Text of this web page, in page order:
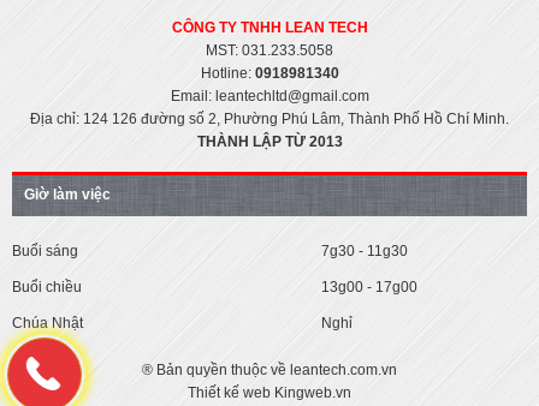
CÔNG TY TNHH LEAN TECH
MST: 031.233.5058
Hotline: 0918981340
Email: leantechltd@gmail.com
Địa chỉ: 124 126 đường số 2, Phường Phú Lâm, Thành Phố Hồ Chí Minh.
THÀNH LẬP TỪ 2013
Giờ làm việc
Buổi sáng 7g30 - 11g30
Buổi chiều 13g00 - 17g00
Chúa Nhật Nghỉ
® Bản quyền thuộc về leantech.com.vn
Thiết kế web Kingweb.vn